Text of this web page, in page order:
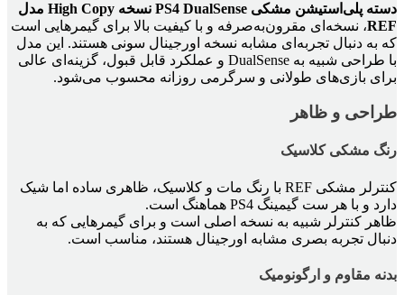
دسته پلی‌استیشن مشکی PS4 DualSense نسخه High Copy مدل
REF، نسخه‌ای مقرون‌به‌صرفه و با کیفیت بالا برای گیمرهایی است
که به دنبال تجربه‌ای مشابه نسخه اورجینال سونی هستند. این مدل
با طراحی شبیه به DualSense و عملکرد قابل قبول، گزینه‌ای عالی
برای بازی‌های طولانی و سرگرمی روزانه محسوب می‌شود.
طراحی و ظاهر
رنگ مشکی کلاسیک
کنترلر مشکی REF با رنگ مات و کلاسیک، ظاهری ساده اما شیک
دارد و با هر ست گیمینگ PS4 هماهنگ است.
ظاهر کنترلر شبیه به نسخه اصلی است و برای گیمرهایی که به
دنبال تجربه بصری مشابه اورجینال هستند، مناسب است.
بدنه مقاوم و ارگونومیک